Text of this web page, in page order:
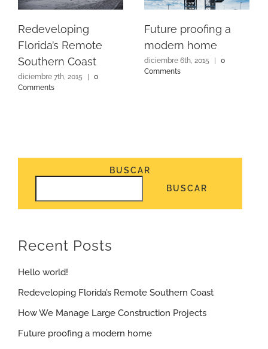
Redeveloping
Florida’s Remote
Southern Coast
diciembre 7th, 2015
0
Comments
Future proofing a
modern home
diciembre 6th, 2015
0
Comments
BUSCAR
BUSCAR
Recent Posts
Hello world!
Redeveloping Florida’s Remote Southern Coast
How We Manage Large Construction Projects
Future proofing a modern home